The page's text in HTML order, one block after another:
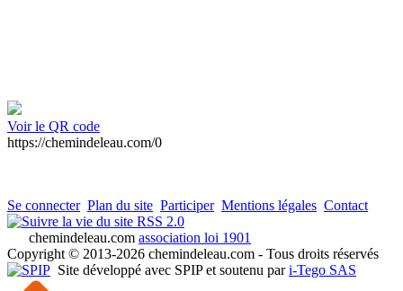
Voir le QR code
https://chemindeleau.com/0
Se connecter Plan du site Participer Mentions légales Contact
RSS 2.0
chemindeleau.com association loi 1901
Copyright © 2013-2026 chemindeleau.com - Tous droits réservés
Site développé avec SPIP et soutenu pari-Tego SAS